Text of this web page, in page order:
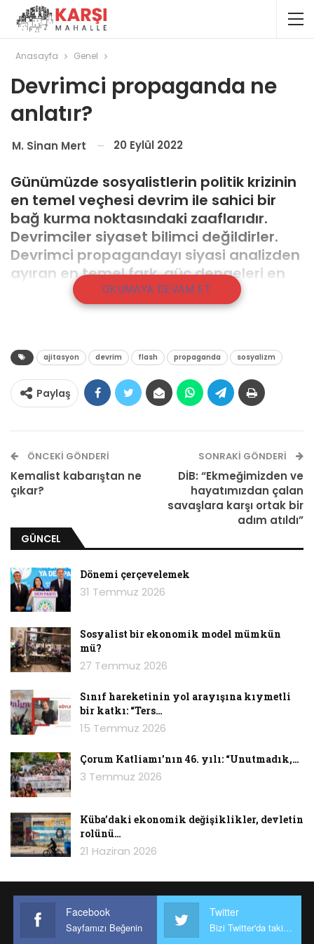
Anasayfa Genel
Devrimci propaganda ne
anlatır?
M. Sinan Mert 20 Eylül 2022
Günümüzde sosyalistlerin politik krizinin
en temel veçhesi devrim ile sahici bir
bağ kurma noktasındaki zaaflarıdır.
Devrimciler siyaset bilimci değildirler.
Devrimci propagandayı siyasi analizden
ayıran en temel fark, güç dengeleri en
olumsuz yönde tezahür etse bile
devrimin zorunluluğunu ve devrim
gerekenleri ortaya koymaktır.
Komünistlerle sosyal demokratlar arasındaki
temel ayrım noktası nerededir?
ideolojisinin revizyonizmin babası Eduard
Bernstein’den bu yana en belirleyici özelliği,
devrimi olanaksız hatta yanlış olarak gören bir
OKUMAYA DEVAM ET
ajitasyon devrim flash propaganda sosyalizm
Paylaş
ÖNCEKI GÖNDERI
Kemalist kabarıştan ne
çıkar?
SONRAKI GÖNDERI
DİB: “Ekmeğimizden ve
hayatımızdan çalan
savaşlara karşı ortak bir
adım atıldı”
GÜNCEL
Dönemi çerçevelemek
31 Temmuz 2026
Sosyalist bir ekonomik model mümkün
mü?
27 Temmuz 2026
Sınıf hareketinin yol arayışına kıymetli
bir katkı: “Ters…
15 Temmuz 2026
Çorum Katliamı’nın 46. yılı: “Unutmadık,…
3 Temmuz 2026
Küba’daki ekonomik değişiklikler, devletin
rolünü…
21 Haziran 2026
Facebook
Sayfamızı Beğenin
Twitter
Bizi Twitter'da takip edin